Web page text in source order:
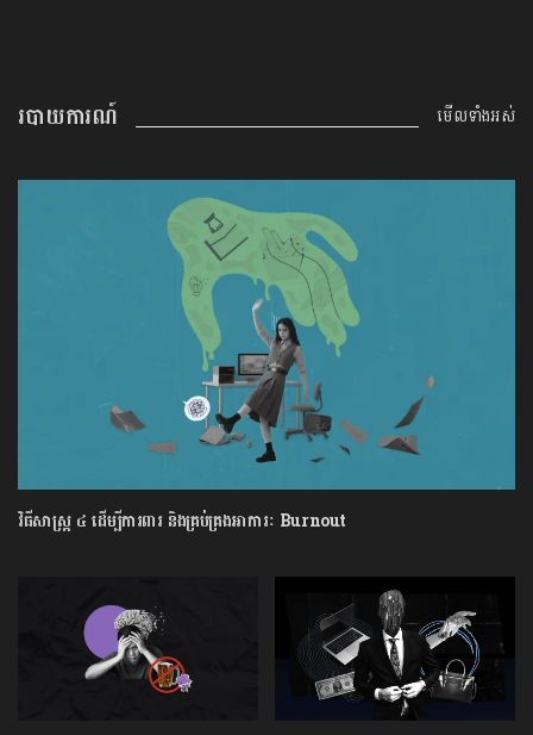
របាយការណ៍ មើលទាំងអស់
វិធីសាស្រ្ត ៤ ​ដើម្បី​ការពារ និងគ្រប់គ្រង​អាការៈ Burnout